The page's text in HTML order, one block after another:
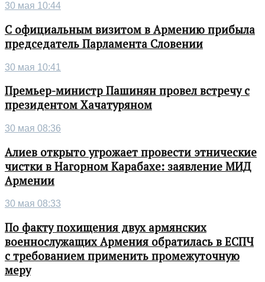
30 мая 10:44
С официальным визитом в Армению прибыла
председатель Парламента Словении
30 мая 10:41
Премьер-министр Пашинян провел встречу с
президентом Хачатуряном
30 мая 08:36
Алиев открыто угрожает провести этнические
чистки в Нагорном Карабахе: заявление МИД
Армении
30 мая 08:33
По факту похищения двух армянских
военнослужащих Армения обратилась в ЕСПЧ
с требованием применить промежуточную
меру